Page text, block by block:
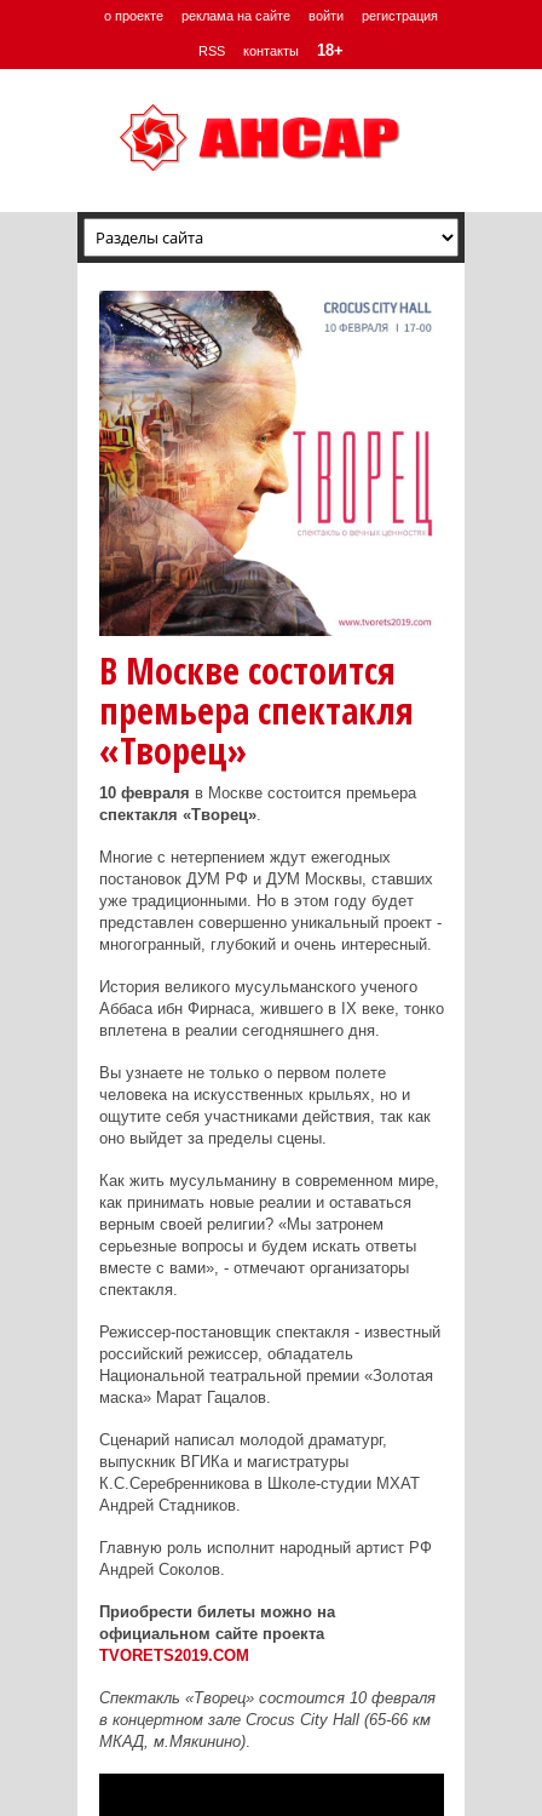
о проекте реклама на сайте войти регистрация
RSS контакты 18+
В Москве состоится
премьера спектакля
«Творец»
10 февраля в Москве состоится премьера
спектакля «Творец».
Многие с нетерпением ждут ежегодных
постановок ДУМ РФ и ДУМ Москвы, ставших
уже традиционными. Но в этом году будет
представлен совершенно уникальный проект -
многогранный, глубокий и очень интересный.
История великого мусульманского ученого
Аббаса ибн Фирнаса, жившего в IX веке, тонко
вплетена в реалии сегодняшнего дня.
Вы узнаете не только о первом полете
человека на искусственных крыльях, но и
ощутите себя участниками действия, так как
оно выйдет за пределы сцены.
Как жить мусульманину в современном мире,
как принимать новые реалии и оставаться
верным своей религии? «Мы затронем
серьезные вопросы и будем искать ответы
вместе с вами», - отмечают организаторы
спектакля.
Режиссер-постановщик спектакля - известный
российский режиссер, обладатель
Национальной театральной премии «Золотая
маска» Марат Гацалов.
Сценарий написал молодой драматург,
выпускник ВГИКа и магистратуры
К.С.Серебренникова в Школе-студии МХАТ
Андрей Стадников.
Главную роль исполнит народный артист РФ
Андрей Соколов.
Приобрести билеты можно на
официальном сайте проекта
TVORETS2019.COM
Спектакль «Творец» состоится 10 февраля
в концертном зале Crocus City Hall (65-66 км
МКАД, м.Мякинино).